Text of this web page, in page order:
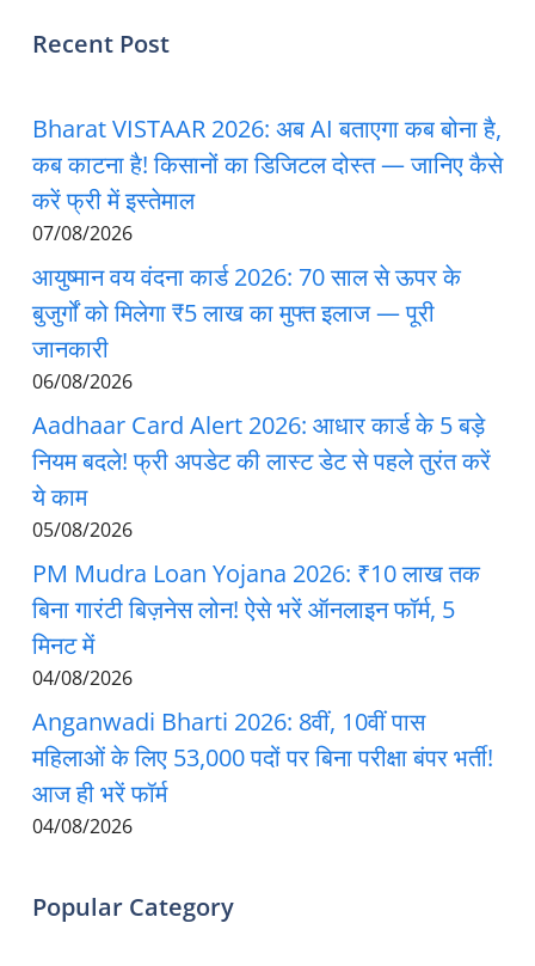
Recent Post
Bharat VISTAAR 2026: अब AI बताएगा कब बोना है,
कब काटना है! किसानों का डिजिटल दोस्त — जानिए कैसे
करें फ्री में इस्तेमाल
07/08/2026
आयुष्मान वय वंदना कार्ड 2026: 70 साल से ऊपर के
बुजुर्गों को मिलेगा ₹5 लाख का मुफ्त इलाज — पूरी
जानकारी
06/08/2026
Aadhaar Card Alert 2026: आधार कार्ड के 5 बड़े
नियम बदले! फ्री अपडेट की लास्ट डेट से पहले तुरंत करें
ये काम
05/08/2026
PM Mudra Loan Yojana 2026: ₹10 लाख तक
बिना गारंटी बिज़नेस लोन! ऐसे भरें ऑनलाइन फॉर्म, 5
मिनट में
04/08/2026
Anganwadi Bharti 2026: 8वीं, 10वीं पास
महिलाओं के लिए 53,000 पदों पर बिना परीक्षा बंपर भर्ती!
आज ही भरें फॉर्म
04/08/2026
Popular Category